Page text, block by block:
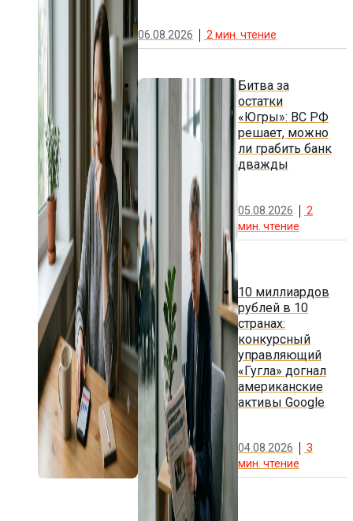
06.08.2026 2 мин. чтение
Битва за
остатки
«Югры»: ВС РФ
решает, можно
ли грабить банк
дважды
05.08.2026
2
мин. чтение
10 миллиардов
рублей в 10
странах:
конкурсный
управляющий
«Гугла» догнал
американские
активы Google
04.08.2026
3
мин. чтение